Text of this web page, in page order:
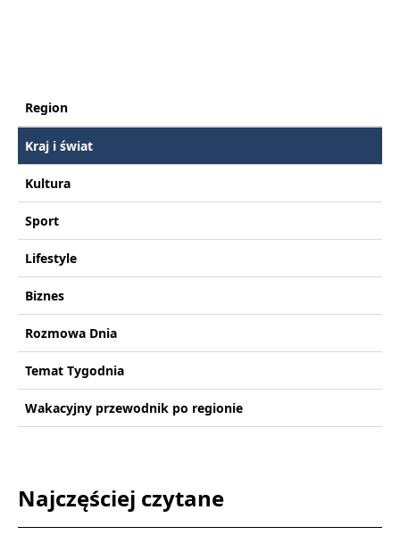
Region
Kraj i świat
Kultura
Sport
Lifestyle
Biznes
Rozmowa Dnia
Temat Tygodnia
Wakacyjny przewodnik po regionie
Najczęściej czytane